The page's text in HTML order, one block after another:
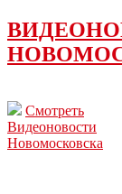
Смотреть
Видеоновости
Новомосковска